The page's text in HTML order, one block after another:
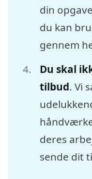
din
du kan
gennem
Du skal
tilbud. Vi
deres
sende dit